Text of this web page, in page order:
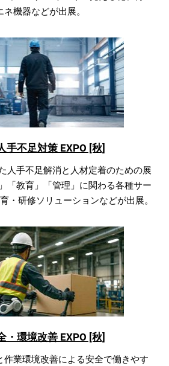
機器などが出展。
手不足対策 EXPO [秋]
人手不足解消と人材定着のための展
「教育」「管理」に関わる各種サー
・研修ソリューションなどが出展。
・環境改善 EXPO [秋]
作業環境改善による安全で働きやす